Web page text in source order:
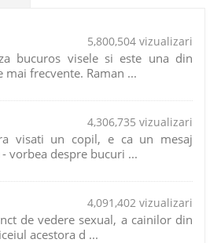
5,800,504 vizualizari
bucuros visele si este una din
frecvente. Raman ...
4,306,735 vizualizari
visati un copil, e ca un mesaj
vorbea despre bucuri ...
4,091,402 vizualizari
de vedere sexual, a cainilor din
acestora d ...